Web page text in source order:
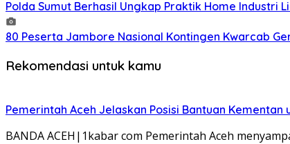
Polda Sumut Berhasil Ungkap Praktik Home Industri
80 Peserta Jambore Nasional Kontingen Kwarcab
Rekomendasi untuk kamu
Pemerintah Aceh Jelaskan Posisi Bantuan Kementan
BANDA ACEH|1kabar com Pemerintah Aceh